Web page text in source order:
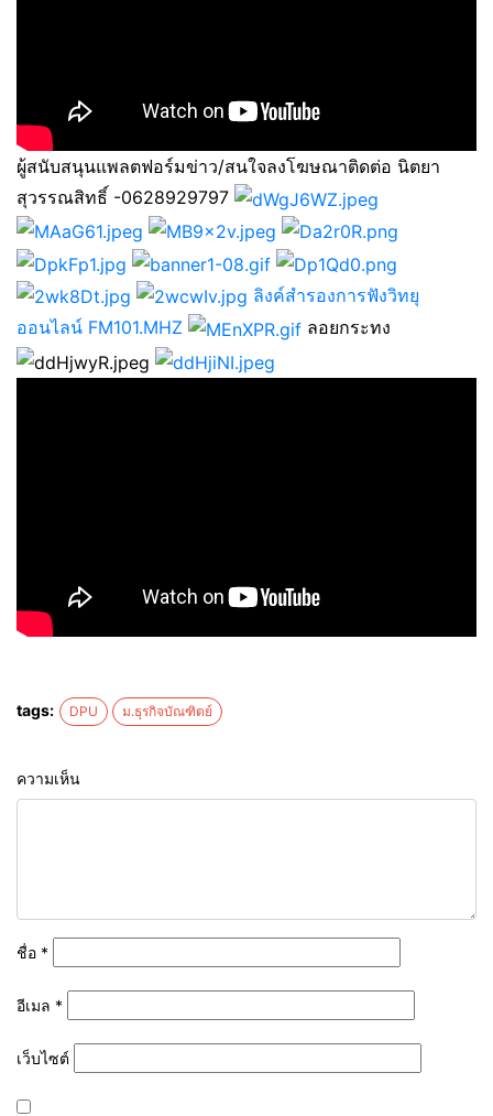
ผู้สนับสนุนแพลตฟอร์มข่าว/สนใจลงโฆษณาติดต่อ นิตยา
สุวรรณสิทธิ์ -0628929797
ลิงค์สำรองการฟังวิทยุ
ออนไลน์ FM101.MHZ
ลอยกระทง
tags: DPU ม.ธุรกิจบัณฑิตย์
ความเห็น
ชื่อ *
อีเมล *
เว็บไซต์